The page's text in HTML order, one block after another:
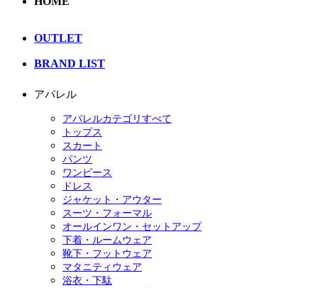
OUTLET
BRAND LIST
アパレル
アパレルカテゴリすべて
トップス
スカート
パンツ
ワンピース
ドレス
ジャケット・アウター
スーツ・フォーマル
オールインワン・セットアップ
下着・ルームウェア
靴下・フットウェア
マタニティウェア
浴衣・下駄